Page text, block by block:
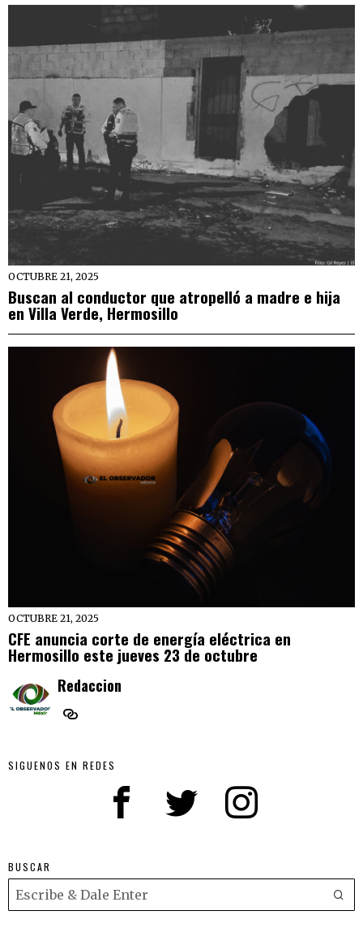
OCTUBRE 21, 2025
Buscan al conductor que atropelló a madre e hija
en Villa Verde, Hermosillo
OCTUBRE 21, 2025
CFE anuncia corte de energía eléctrica en
Hermosillo este jueves 23 de octubre
Redaccion
SIGUENOS EN REDES
BUSCAR